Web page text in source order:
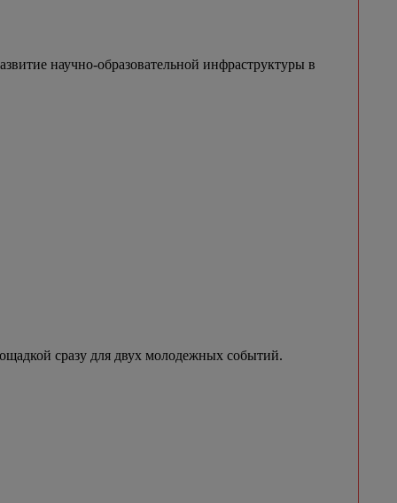
научно-образовательной инфраструктуры в
сразу для двух молодежных событий.